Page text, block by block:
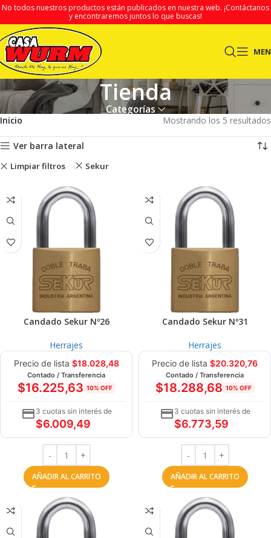
No todos nuestros productos están publicados en nuestra web. ¡Contáctanos
y encontraremos juntos lo que buscas!
Tienda
Categorías
Inicio Mostrando los 5 resultados
Ver barra lateral
Limpiar filtros Sekur
Candado Sekur Nº26
Herrajes
Precio de lista $18.028,48
Contado / Transferencia
$16.225,63 10% OFF
3 cuotas sin interés de
$6.009,49
AÑADIR AL CARRITO
Candado Sekur Nº31
Herrajes
Precio de lista $20.320,76
Contado / Transferencia
$18.288,68 10% OFF
3 cuotas sin interés de
$6.773,59
AÑADIR AL CARRITO